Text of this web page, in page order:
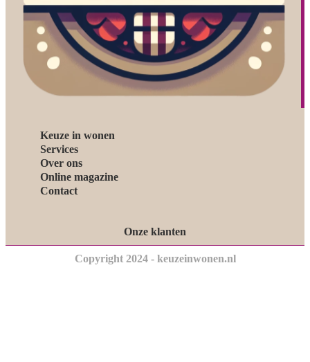
Keuze in wonen
Services
Over ons
Online magazine
Contact
Onze klanten
Copyright 2024 - keuzeinwonen.nl